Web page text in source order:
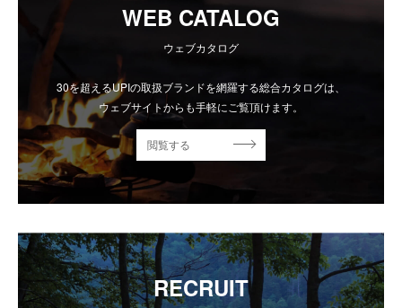
WEB CATALOG
ウェブカタログ
30を超えるUPIの取扱ブランドを網羅する総合カタログは、
ウェブサイトからも手軽にご覧頂けます。
閲覧する
RECRUIT